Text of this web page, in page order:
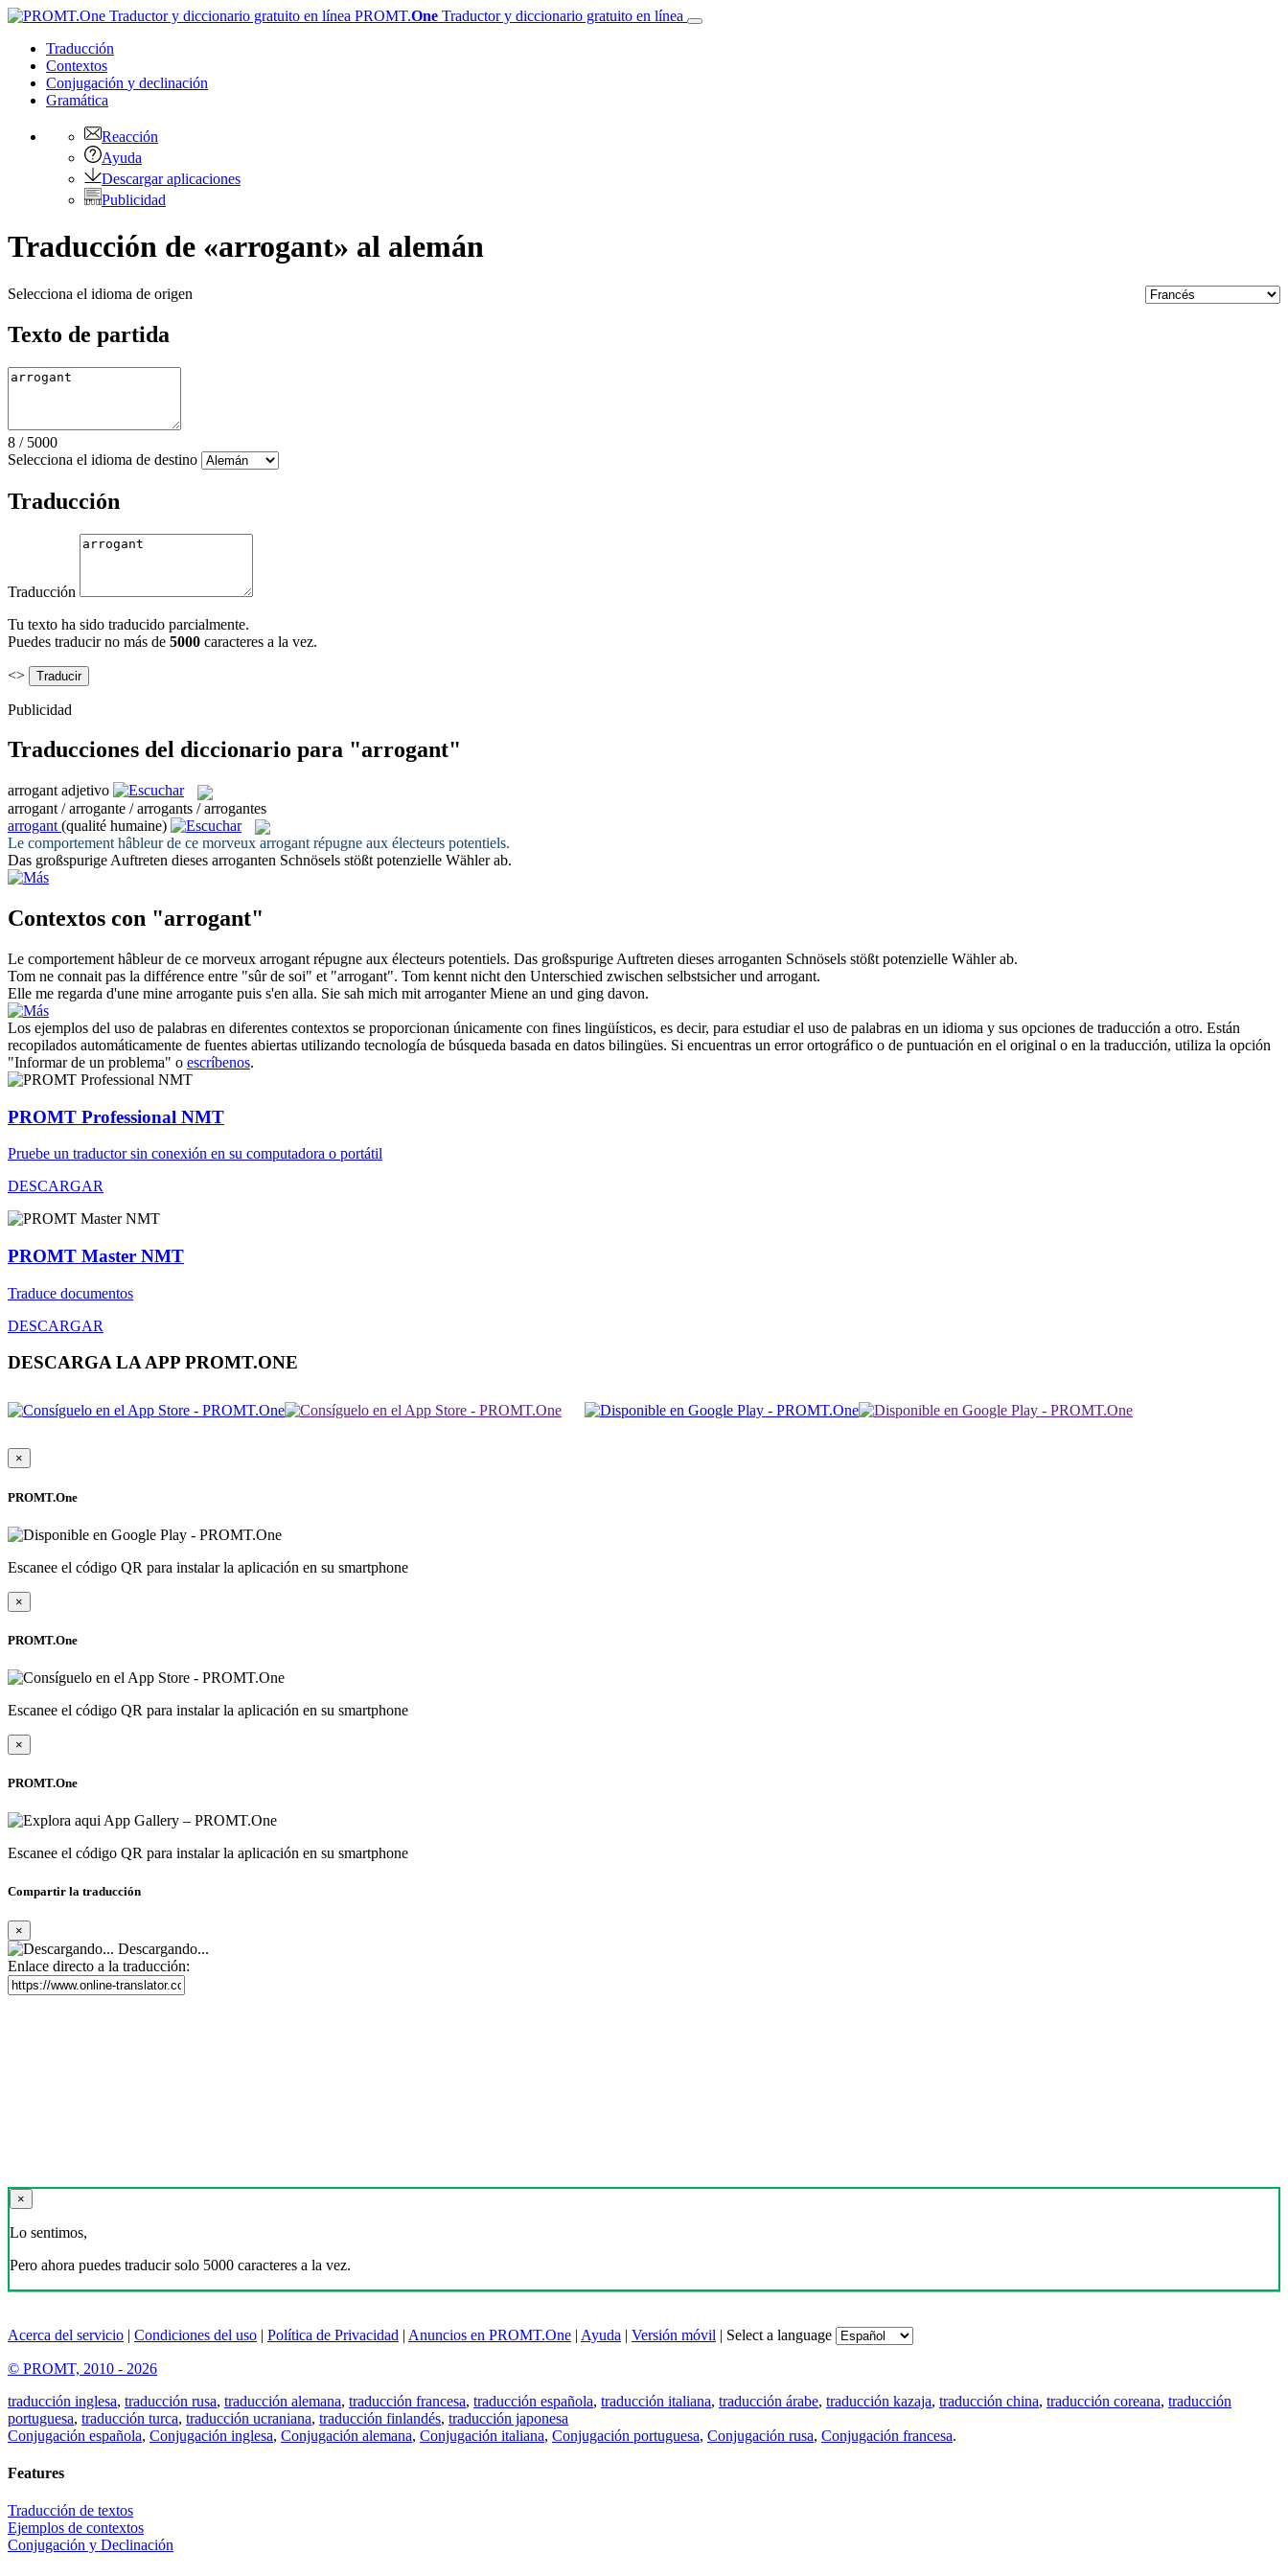
PROMT.One Traductor y diccionario gratuito en línea
Traducción
Contextos
Conjugación y declinación
Gramática
Reacción
Ayuda
Descargar aplicaciones
Publicidad
Traducción de «arrogant» al alemán
Selecciona el idioma de origen
Texto de partida
8 / 5000
Selecciona el idioma de destino
Traducción
Traducción
Tu texto ha sido traducido parcialmente.
Puedes traducir no más de 5000 caracteres a la vez.
<>
Publicidad
Traducciones del diccionario para "arrogant"
arrogant adjetivo
arrogant / arrogante / arrogants / arrogantes
arrogant (qualité humaine)
Le comportement hâbleur de ce morveux arrogant répugne aux électeurs potentiels.
Das großspurige Auftreten dieses arroganten Schnösels stößt potenzielle Wähler ab.
Contextos con "arrogant"
Le comportement hâbleur de ce morveux arrogant répugne aux électeurs potentiels. Das großspurige Auftreten dieses arroganten Schnösels stößt potenzielle Wähler ab.
Tom ne connait pas la différence entre "sûr de soi" et "arrogant". Tom kennt nicht den Unterschied zwischen selbstsicher und arrogant.
Elle me regarda d'une mine arrogante puis s'en alla. Sie sah mich mit arroganterMiene an und ging davon.
Los ejemplos del uso de palabras en diferentes contextos se proporcionan únicamente con fines lingüísticos, es decir, para estudiar el uso de palabras en un idioma y sus opciones de traducción a otro. Están
recopilados automáticamente de fuentes abiertas utilizando tecnología de búsqueda basada en datos bilingües. Si encuentras un error ortográfico o de puntuación en el original o en la traducción, utiliza la opción
"Informar de un problema" o escríbenos.
PROMT Professional NMT
Pruebe un traductor sin conexión en su computadora o portátil
DESCARGAR
PROMT Master NMT
Traduce documentos
DESCARGAR
DESCARGA LA APP PROMT.ONE
×
PROMT.One
Escanee el código QR para instalar la aplicación en su smartphone
×
PROMT.One
Escanee el código QR para instalar la aplicación en su smartphone
×
PROMT.One
Escanee el código QR para instalar la aplicación en su smartphone
Compartir la traducción
×
Descargando...
Enlace directo a la traducción:
×
Lo sentimos,
Pero ahora puedes traducir solo 5000 caracteres a la vez.
Acerca del servicio | Condiciones del uso | Política de Privacidad | Anuncios en PROMT.One | Ayuda | Versión móvil | Select a language
© PROMT, 2010 - 2026
traducción inglesa, traducción rusa, traducción alemana, traducción francesa, traducción española, traducción italiana, traducción árabe, traducción kazaja, traducción china, traducción coreana, traducción
portuguesa, traducción turca, traducción ucraniana, traducción finlandés, traducción japonesa
Conjugación española, Conjugación inglesa, Conjugación alemana, Conjugación italiana, Conjugación portuguesa, Conjugación rusa, Conjugación francesa.
Features
Traducción de textos
Ejemplos de contextos
Conjugación y Declinación